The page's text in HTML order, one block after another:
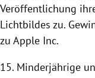
Veröffentlichung
Lichtbildes zu.
zu Apple Inc.
15. Minderjährige